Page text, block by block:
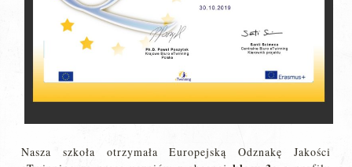
Nasza szkoła otrzymała Europejską Odznakę Jakości